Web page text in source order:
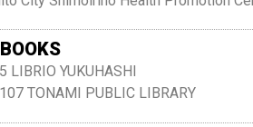
LIBRIO YUKUHASHI
TONAMI PUBLIC LIBRARY